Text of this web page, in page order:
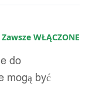
Zawsze WŁĄCZONE
do
mogą być